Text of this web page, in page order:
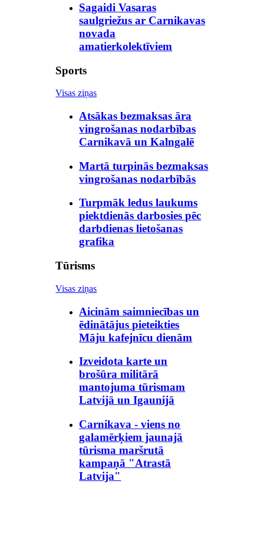
Sagaidi Vasaras
saulgriežus ar Carnikavas
novada
amatierkolektīviem
Sports
Visas ziņas
Atsākas bezmaksas āra
vingrošanas nodarbības
Carnikavā un Kalngalē
Martā turpinās bezmaksas
vingrošanas nodarbībās
Turpmāk ledus laukums
piektdienās darbosies pēc
darbdienas lietošanas
grafika
Tūrisms
Visas ziņas
Aicinām saimniecības un
ēdinātājus pieteikties
Māju kafejnīcu dienām
Izveidota karte un
brošūra militārā
mantojuma tūrismam
Latvijā un Igaunijā
Carnikava - viens no
galamērķiem jaunajā
tūrisma maršrutā
kampaņā "Atrastā
Latvija"